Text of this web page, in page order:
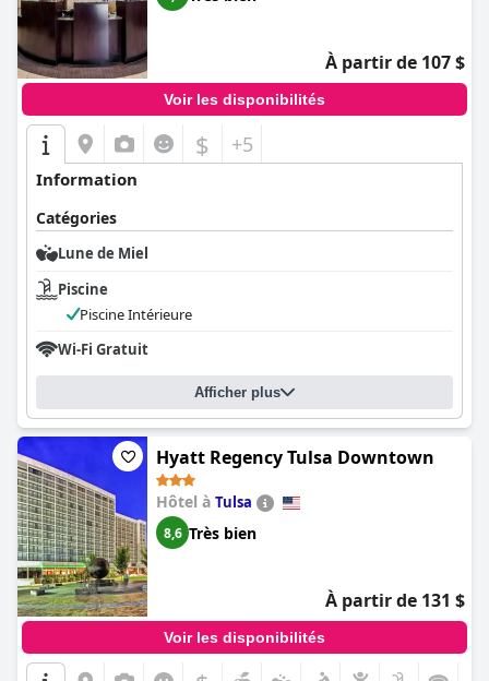
À partir de 107 $
Voir les disponibilités
$ +5
Information
Catégories
Lune de Miel
Piscine
Piscine Intérieure
Wi-Fi Gratuit
Afficher plus
Hyatt Regency Tulsa Downtown
Hôtel à Tulsa
8,6 Très bien
À partir de 131 $
Voir les disponibilités